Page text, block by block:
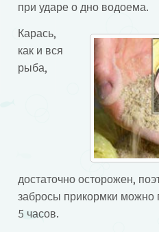
при ударе о дно водоема.
Карась,
как и вся
рыба,
достаточно осторожен,
забросы прикормки можно
5 часов.